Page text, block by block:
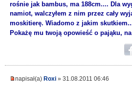
rośnie jak bambus, ma 188cm.... Dla
namiot, walczyłem z nim przez cały
moskitierę. Wiadomo z jakim
Pokażę mu twoją opowieść o pająku,
napisał(a) Roxi » 31.08.2011 06:46